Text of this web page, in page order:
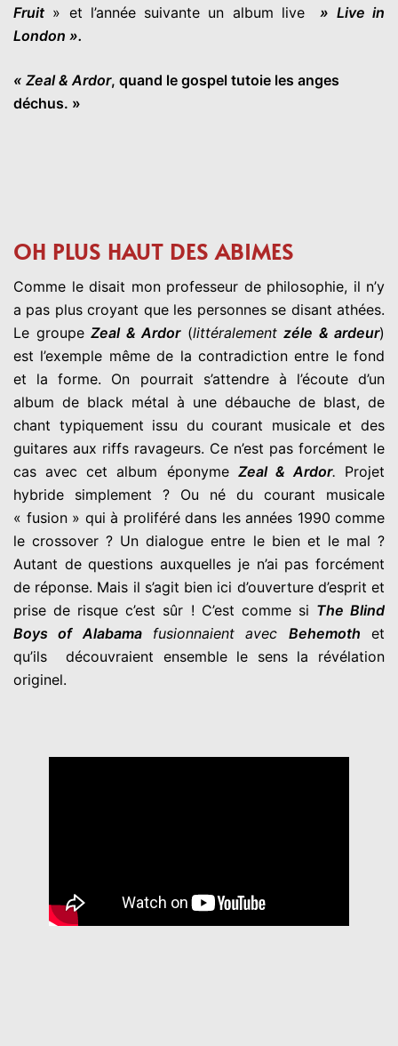
Fruit » et l’année suivante un album live
» Live in
London ».
« Zeal & Ardor, quand le gospel tutoie les anges
déchus. »
OH PLUS HAUT DES ABIMES
Comme le disait mon professeur de philosophie, il n’y
a pas plus croyant que les personnes se disant athées.
Le groupe Zeal & Ardor (littéralement zéle & ardeur)
est l’exemple même de la contradiction entre le fond
et la forme. On pourrait s’attendre à l’écoute d’un
album de black métal à une débauche de blast, de
chant typiquement issu du courant musicale et des
guitares aux riffs ravageurs. Ce n’est pas forcément le
cas avec cet album éponyme Zeal & Ardor. Projet
hybride simplement ? Ou né du courant musicale
« fusion » qui à proliféré dans les années 1990 comme
le crossover ? Un dialogue entre le bien et le mal ?
Autant de questions auxquelles je n’ai pas forcément
de réponse. Mais il s’agit bien ici d’ouverture d’esprit et
prise de risque c’est sûr ! C’est comme si The Blind
Boys of Alabamafusionnaient avec Behemoth et
qu’ils découvraient ensemble le sens la révélation
originel.